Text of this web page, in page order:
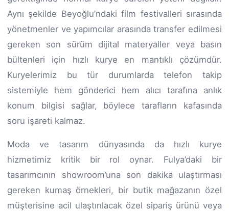
Aynı şekilde Beyoğlu’ndaki film festivalleri sırasında
yönetmenler ve yapımcılar arasında transfer edilmesi
gereken son sürüm dijital materyaller veya basın
bültenleri için hızlı kurye en mantıklı çözümdür.
Kuryelerimiz bu tür durumlarda telefon takip
sistemiyle hem gönderici hem alıcı tarafına anlık
konum bilgisi sağlar, böylece tarafların kafasında
soru işareti kalmaz.
Moda ve tasarım dünyasında da hızlı kurye
hizmetimiz kritik bir rol oynar. Fulya’daki bir
tasarımcının showroom’una son dakika ulaştırması
gereken kumaş örnekleri, bir butik mağazanın özel
müşterisine acil ulaştırılacak özel sipariş ürünü veya